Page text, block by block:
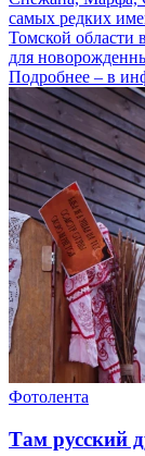
самых редких
Томской области
для
Подробнее – в
Фотолента
Там русский